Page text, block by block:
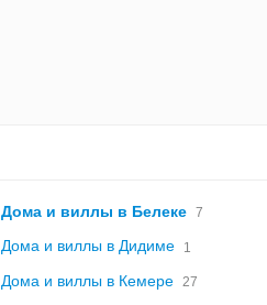
Дома и виллы в Белеке 7
Дома и виллы в Дидиме 1
Дома и виллы в Кемере 27